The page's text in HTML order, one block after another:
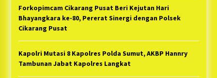
Forkopimcam Cikarang Pusat Beri Kejutan Hari
Bhayangkara ke-80, Pererat Sinergi dengan Polsek
Cikarang Pusat
Kapolri Mutasi 8 Kapolres Polda Sumut, AKBP Hannry
Tambunan Jabat Kapolres Langkat